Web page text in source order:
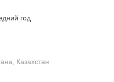
год
Казахстан